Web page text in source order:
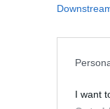
I want
enfermedad y